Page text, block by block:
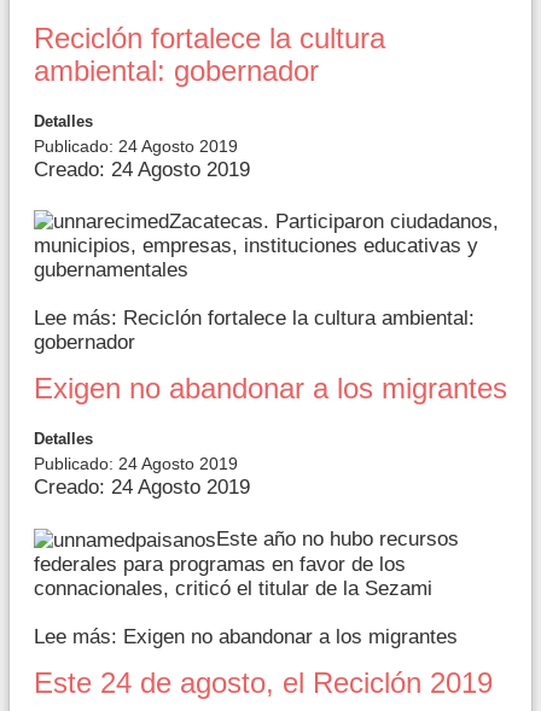
Reciclón fortalece la cultura
ambiental: gobernador
Detalles
Publicado: 24 Agosto 2019
Creado: 24 Agosto 2019
Zacatecas. Participaron ciudadanos,
municipios, empresas, instituciones educativas y
gubernamentales
Lee más: Reciclón fortalece la cultura ambiental:
gobernador
Exigen no abandonar a los migrantes
Detalles
Publicado: 24 Agosto 2019
Creado: 24 Agosto 2019
Este año no hubo recursos
federales para programas en favor de los
connacionales, criticó el titular de la Sezami
Lee más: Exigen no abandonar a los migrantes
Este 24 de agosto, el Reciclón 2019